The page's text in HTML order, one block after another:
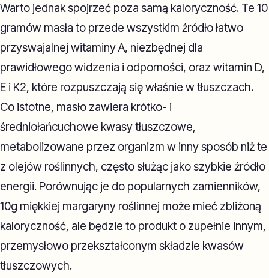
Warto jednak spojrzeć poza samą kaloryczność. Te 10
gramów masła to przede wszystkim źródło łatwo
przyswajalnej witaminy A, niezbędnej dla
prawidłowego widzenia i odporności, oraz witamin D,
E i K2, które rozpuszczają się właśnie w tłuszczach.
Co istotne, masło zawiera krótko- i
średniołańcuchowe kwasy tłuszczowe,
metabolizowane przez organizm w inny sposób niż te
z olejów roślinnych, często służąc jako szybkie źródło
energii. Porównując je do popularnych zamienników,
10g miękkiej margaryny roślinnej może mieć zbliżoną
kaloryczność, ale będzie to produkt o zupełnie innym,
przemysłowo przekształconym składzie kwasów
tłuszczowych.